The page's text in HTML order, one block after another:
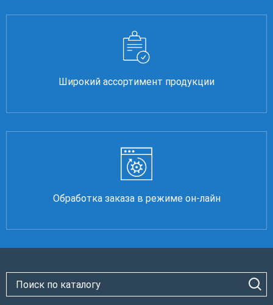
Широкий ассортимент продукции
Обработка заказа в режиме он-лайн